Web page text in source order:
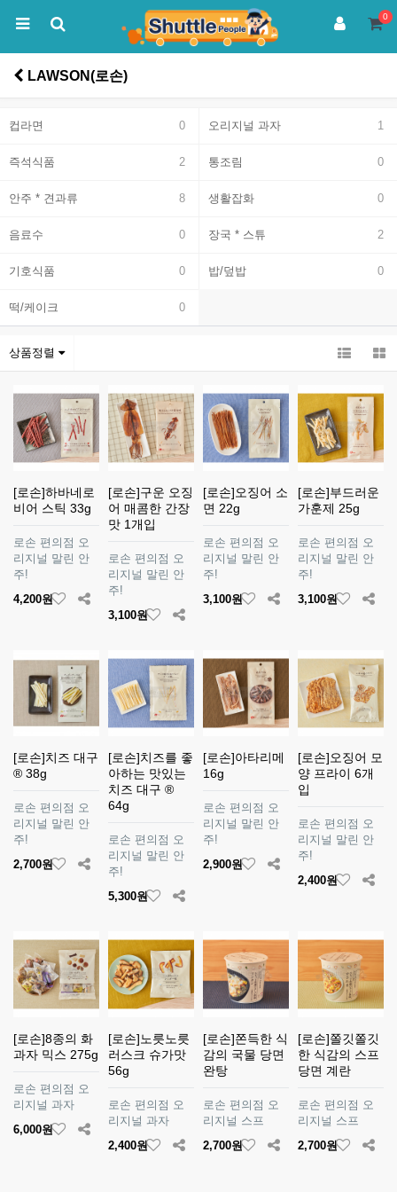
0
LAWSON(로손)
컵라면 0 오리지널 과자 1
즉석식품 2 통조림 0
안주 * 견과류 8 생활잡화 0
음료수 0 장국 * 스튜 2
기호식품 0 밥/덮밥 0
떡/케이크 0
상품정렬
[로손]하바네로
비어 스틱 33g
로손 편의점 오
리지널 말린 안
주!
4,200원
[로손]구운 오징
어 매콤한 간장
맛 1개입
로손 편의점 오
리지널 말린 안
주!
3,100원
[로손]오징어 소
면 22g
로손 편의점 오
리지널 말린 안
주!
3,100원
[로손]부드러운
가훈제 25g
로손 편의점 오
리지널 말린 안
주!
3,100원
[로손]치즈 대구
® 38g
로손 편의점 오
리지널 말린 안
주!
2,700원
[로손]치즈를 좋
아하는 맛있는
치즈 대구 ®
64g
로손 편의점 오
리지널 말린 안
주!
5,300원
[로손]아타리메
16g
로손 편의점 오
리지널 말린 안
주!
2,900원
[로손]오징어 모
양 프라이 6개
입
로손 편의점 오
리지널 말린 안
주!
2,400원
[로손]8종의 화
과자 믹스 275g
로손 편의점 오
리지널 과자
6,000원
[로손]노릇노릇
러스크 슈가맛
56g
로손 편의점 오
리지널 과자
2,400원
[로손]쫀득한 식
감의 국물 당면
완탕
로손 편의점 오
리지널 스프
2,700원
[로손]쫄깃쫄깃
한 식감의 스프
당면 계란
로손 편의점 오
리지널 스프
2,700원